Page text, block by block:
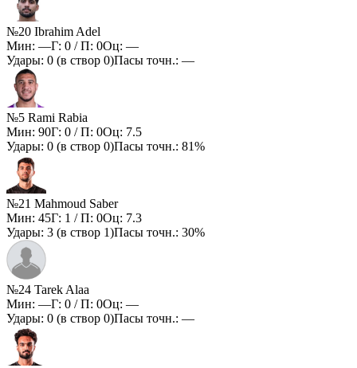
№20 Ibrahim Adel
Мин: —Г: 0 / П: 0Оц: —
Удары: 0 (в створ 0)Пасы точн.: —
№5 Rami Rabia
Мин: 90Г: 0 / П: 0Оц: 7.5
Удары: 0 (в створ 0)Пасы точн.: 81%
№21 Mahmoud Saber
Мин: 45Г: 1 / П: 0Оц: 7.3
Удары: 3 (в створ 1)Пасы точн.: 30%
№24 Tarek Alaa
Мин: —Г: 0 / П: 0Оц: —
Удары: 0 (в створ 0)Пасы точн.: —